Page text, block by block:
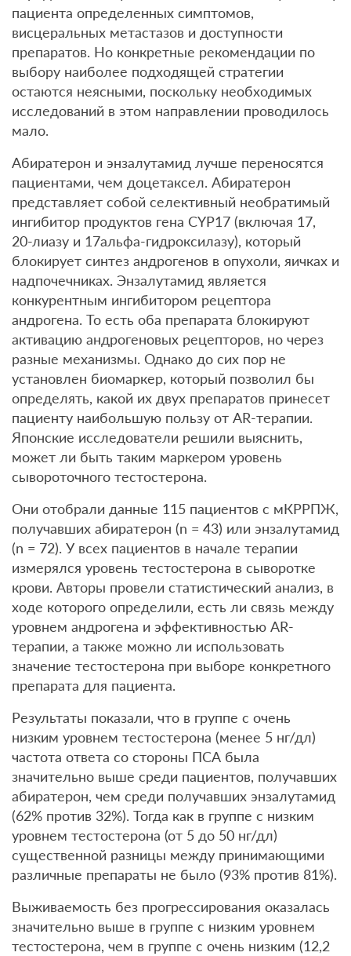
пациента определенных симптомов,
висцеральных метастазов и доступности
препаратов. Но конкретные рекомендации по
выбору наиболее подходящей стратегии
остаются неясными, поскольку необходимых
исследований в этом направлении проводилось
мало.
Абиратерон и энзалутамид лучше переносятся
пациентами, чем доцетаксел. Абиратерон
представляет собой селективный необратимый
ингибитор продуктов гена CYP17 (включая 17,
20-лиазу и 17альфа-гидроксилазу), который
блокирует синтез андрогенов в опухоли, яичках и
надпочечниках. Энзалутамид является
конкурентным ингибитором рецептора
андрогена. То есть оба препарата блокируют
активацию андрогеновых рецепторов, но через
разные механизмы. Однако до сих пор не
установлен биомаркер, который позволил бы
определять, какой их двух препаратов принесет
пациенту наибольшую пользу от AR-терапии.
Японские исследователи решили выяснить,
может ли быть таким маркером уровень
сывороточного тестостерона.
Они отобрали данные 115 пациентов с мКРРПЖ,
получавших абиратерон (n = 43) или энзалутамид
(n = 72). У всех пациентов в начале терапии
измерялся уровень тестостерона в сыворотке
крови. Авторы провели статистический анализ, в
ходе которого определили, есть ли связь между
уровнем андрогена и эффективностью AR-
терапии, а также можно ли использовать
значение тестостерона при выборе конкретного
препарата для пациента.
Результаты показали, что в группе с очень
низким уровнем тестостерона (менее 5 нг/дл)
частота ответа со стороны ПСА была
значительно выше среди пациентов, получавших
абиратерон, чем среди получавших энзалутамид
(62% против 32%). Тогда как в группе с низким
уровнем тестостерона (от 5 до 50 нг/дл)
существенной разницы между принимающими
различные препараты не было (93% против 81%).
Выживаемость без прогрессирования оказалась
значительно выше в группе с низким уровнем
тестостерона, чем в группе с очень низким (12,2